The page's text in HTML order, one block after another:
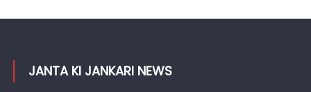
JANTA KI JANKARI NEWS